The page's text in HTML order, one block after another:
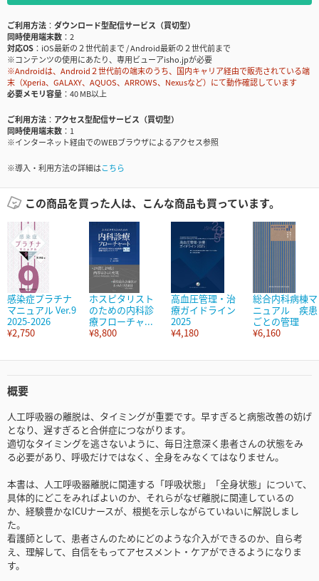
ご利用方法
ダウンロード型配信サービス（買切型）
同時使用端末数
2
対応OS
iOS最新の２世代前まで / Android最新の２世代前まで
※コンテンツの使用にあたり、専用ビューアisho.jpが必要
※Androidは、Android２世代前の端末のうち、国内キャリア経由で販売されている端
末（Xperia、GALAXY、AQUOS、ARROWS、Nexusなど）にて動作確認しています
必要メモリ容量
40 MB以上
ご利用方法
アクセス型配信サービス（買切型）
同時使用端末数
1
※インターネット経由でのWEBブラウザによるアクセス参照
※導入・利用方法の詳細はこちら
この商品を買った人は、こんな商品も買っています。
感染症プラチナ
マニュアル Ver.9
2025-2026
¥2,750
ホスピタリスト
のための内科診
療フローチャ...
¥8,800
高血圧管理・治
療ガイドライン
2025
¥4,180
総合内科病棟マ
ニュアル 疾患
ごとの管理
¥6,160
概要
人工呼吸器の離脱は、タイミングが重要です。早すぎると病態改善の妨げ
となり、遅すぎると合併症につながります。
適切なタイミングを逃さないように、毎日注意深く患者さんの状態をみ
る必要があり、呼吸だけではなく、全身をみなくてはなりません。
本書は、人工呼吸器離脱に関連する「呼吸状態」「全身状態」について、
具体的にどこをみればよいのか、それらがなぜ離脱に関連しているの
か、経験豊かなICUナースが、根拠を示しながらていねいに解説しまし
た。
看護師として、患者さんのためにどのような介入ができるのか、自ら考
え、理解して、自信をもってアセスメント・ケアができるようになりま
す。